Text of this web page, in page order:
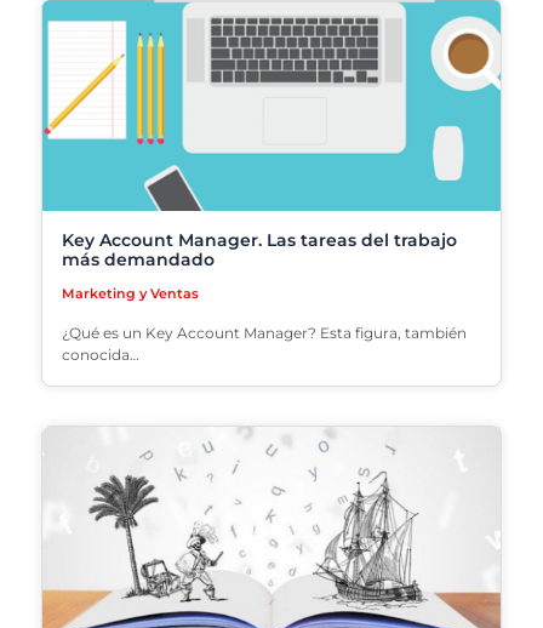
Key Account Manager. Las tareas del trabajo
más demandado
Marketing y Ventas
¿Qué es un Key Account Manager? Esta figura, también
conocida…